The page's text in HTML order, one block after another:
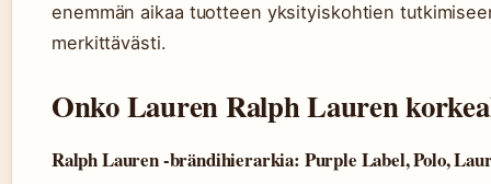
enemmän aikaa tuotteen yksityiskohtien
merkittävästi.
Onko Lauren Ralph Lauren
Ralph Lauren -brändihierarkia: Purple Label, Polo,